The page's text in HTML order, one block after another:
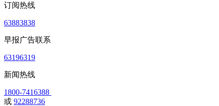
订阅热线
63883838
早报广告联系
63196319
新闻热线
1800-7416388
或 92288736